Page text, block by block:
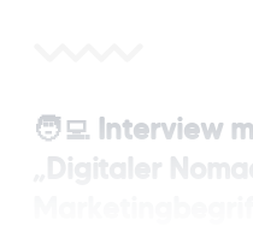
🧑‍💻 Interview
„Digitaler